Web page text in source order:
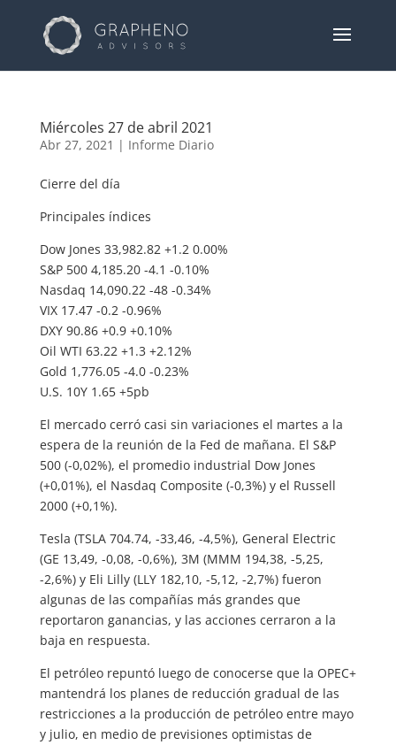
Miércoles 27 de abril 2021
Abr 27, 2021 | Informe Diario
Cierre del día
Principales índices
Dow Jones 33,982.82 +1.2 0.00%
S&P 500 4,185.20 -4.1 -0.10%
Nasdaq 14,090.22 -48 -0.34%
VIX 17.47 -0.2 -0.96%
DXY 90.86 +0.9 +0.10%
Oil WTI 63.22 +1.3 +2.12%
Gold 1,776.05 -4.0 -0.23%
U.S. 10Y 1.65 +5pb
El mercado cerró casi sin variaciones el martes a la
espera de la reunión de la Fed de mañana. El S&P
500 (-0,02%), el promedio industrial Dow Jones
(+0,01%), el Nasdaq Composite (-0,3%) y el Russell
2000 (+0,1%).
Tesla (TSLA 704.74, -33,46, -4,5%), General Electric
(GE 13,49, -0,08, -0,6%), 3M (MMM 194,38, -5,25,
-2,6%) y Eli Lilly (LLY 182,10, -5,12, -2,7%) fueron
algunas de las compañías más grandes que
reportaron ganancias, y las acciones cerraron a la
baja en respuesta.
El petróleo repuntó luego de conocerse que la OPEC+
mantendrá los planes de reducción gradual de las
restricciones a la producción de petróleo entre mayo
y julio, en medio de previsiones optimistas de